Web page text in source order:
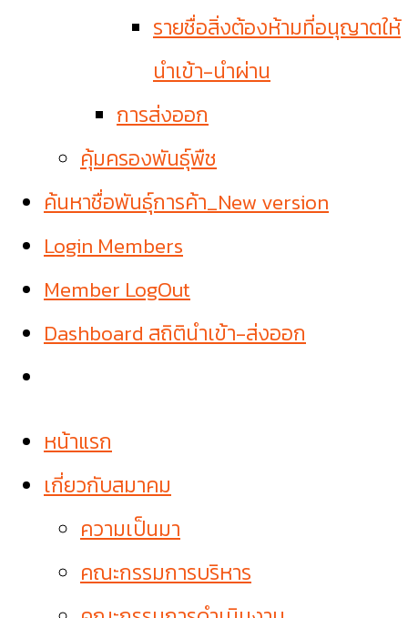
รายชื่อสิ่งต้องห้ามที่อนุญาตให้
นำเข้า-นำผ่าน
การส่งออก
คุ้มครองพันธุ์พืช
ค้นหาชื่อพันธุ์การค้า_New version
Login Members
Member LogOut
Dashboard สถิตินำเข้า-ส่งออก
หน้าแรก
เกี่ยวกับสมาคม
ความเป็นมา
คณะกรรมการบริหาร